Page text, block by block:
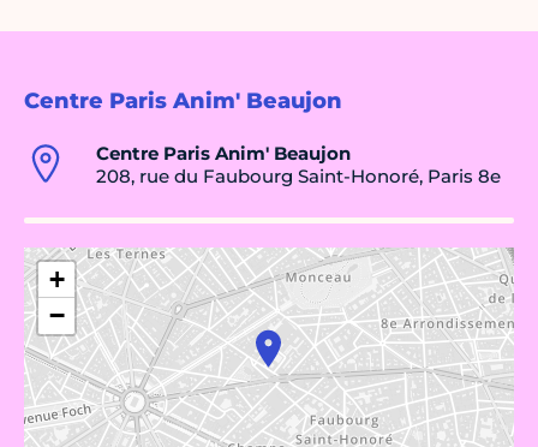
Centre Paris Anim' Beaujon
Centre Paris Anim' Beaujon
208, rue du Faubourg Saint-Honoré, Paris 8e
+
−